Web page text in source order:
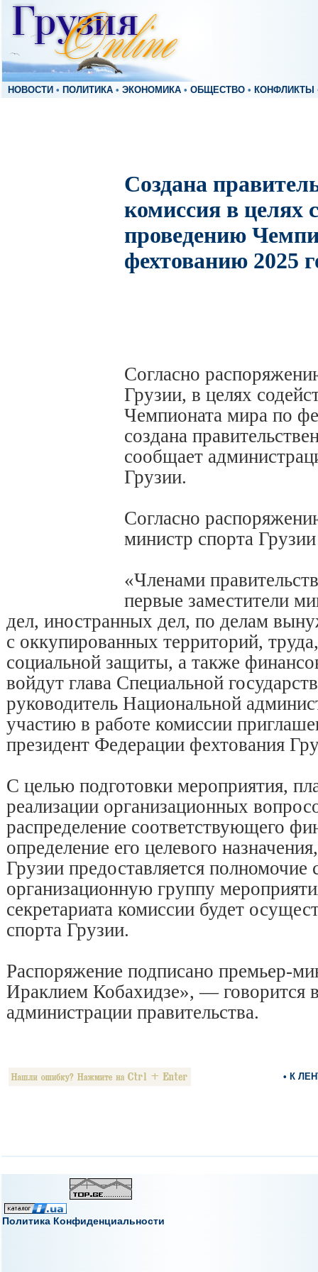
НОВОСТИ • ПОЛИТИКА • ЭКОНОМИКА • ОБЩЕСТВО • КОНФЛИКТЫ
Создана
комиссия в целях
проведению
фехтованию 2025
Согласно
Грузии, в целях
Чемпионата мира по
создана
сообщает
Грузии.
Согласно
министр спорта
«Членами
первые заместители
дел, иностранных дел, по делам
с оккупированных территорий,
социальной защиты, а также
войдут глава Специальной
руководитель Национальной
участию в работе комиссии
президент Федерации фехтования
С целью подготовки мероприятия,
реализации организационных
распределение соответствующего
определение его целевого
Грузии предоставляется полномочие
организационную группу
секретариата комиссии будет
спорта Грузии.
Распоряжение подписано премьер-
Ираклием Кобахидзе», — говорится
администрации правительства.
• К
Политика Конфиденциальности